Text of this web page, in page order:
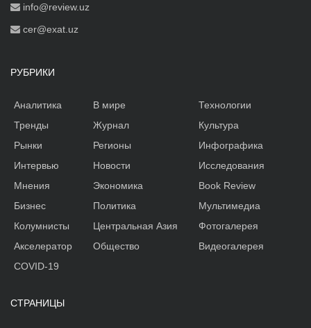
info@review.uz
cer@exat.uz
РУБРИКИ
Аналитика
Тренды
Рынки
Интервью
Мнения
Бизнес
Колумнисты
Акселератор
В мире
Журнал
Регионы
Новости
Экономика
Политика
Центральная Азия
Общество
Технологии
Культура
Инфографика
Исследования
Book Review
Мультимедиа
Фотогалерея
Видеогалерея
COVID-19
СТРАНИЦЫ